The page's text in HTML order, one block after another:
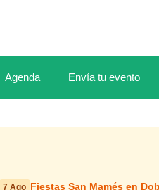
Agenda Envía tu evento
7 Ago Fiestas San Mamés en